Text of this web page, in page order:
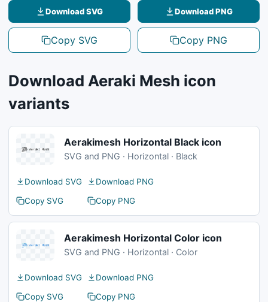
Download SVG
Copy SVG
Download PNG
Copy PNG
Download Aeraki Mesh icon
variants
Aerakimesh Horizontal Black icon
SVG and PNG · Horizontal · Black
Download SVG
Download PNG
Copy SVG
Copy PNG
Aerakimesh Horizontal Color icon
SVG and PNG · Horizontal · Color
Download SVG
Download PNG
Copy SVG
Copy PNG